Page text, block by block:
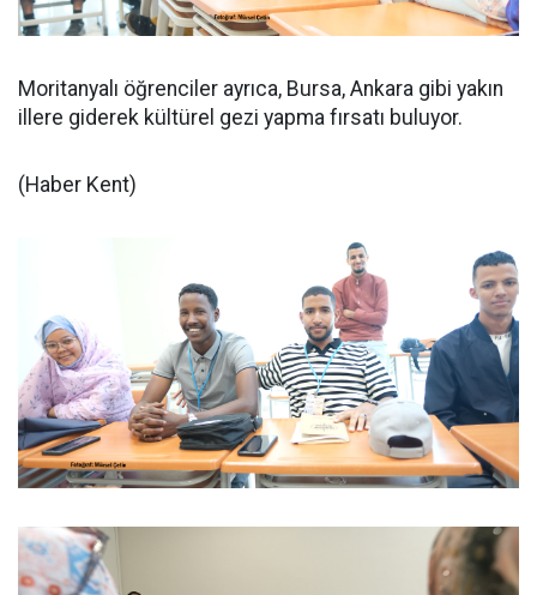
Moritanyalı öğrenciler ayrıca, Bursa, Ankara gibi yakın
illere giderek kültürel gezi yapma fırsatı buluyor.
(Haber Kent)